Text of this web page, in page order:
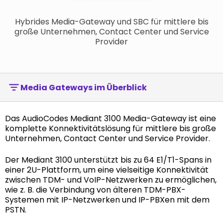
Hybrides Media-Gateway und SBC für mittlere bis
große Unternehmen, Contact Center und Service
Provider
Media Gateways im Überblick
Das AudioCodes Mediant 3100 Media-Gateway ist eine
komplette Konnektivitätslösung für mittlere bis große
Unternehmen, Contact Center und Service Provider.
Der Mediant 3100 unterstützt bis zu 64 E1/T1-Spans in
einer 2U-Plattform, um eine vielseitige Konnektivität
zwischen TDM- und VoIP-Netzwerken zu ermöglichen,
wie z. B. die Verbindung von älteren TDM-PBX-
Systemen mit IP-Netzwerken und IP-PBXen mit dem
PSTN.